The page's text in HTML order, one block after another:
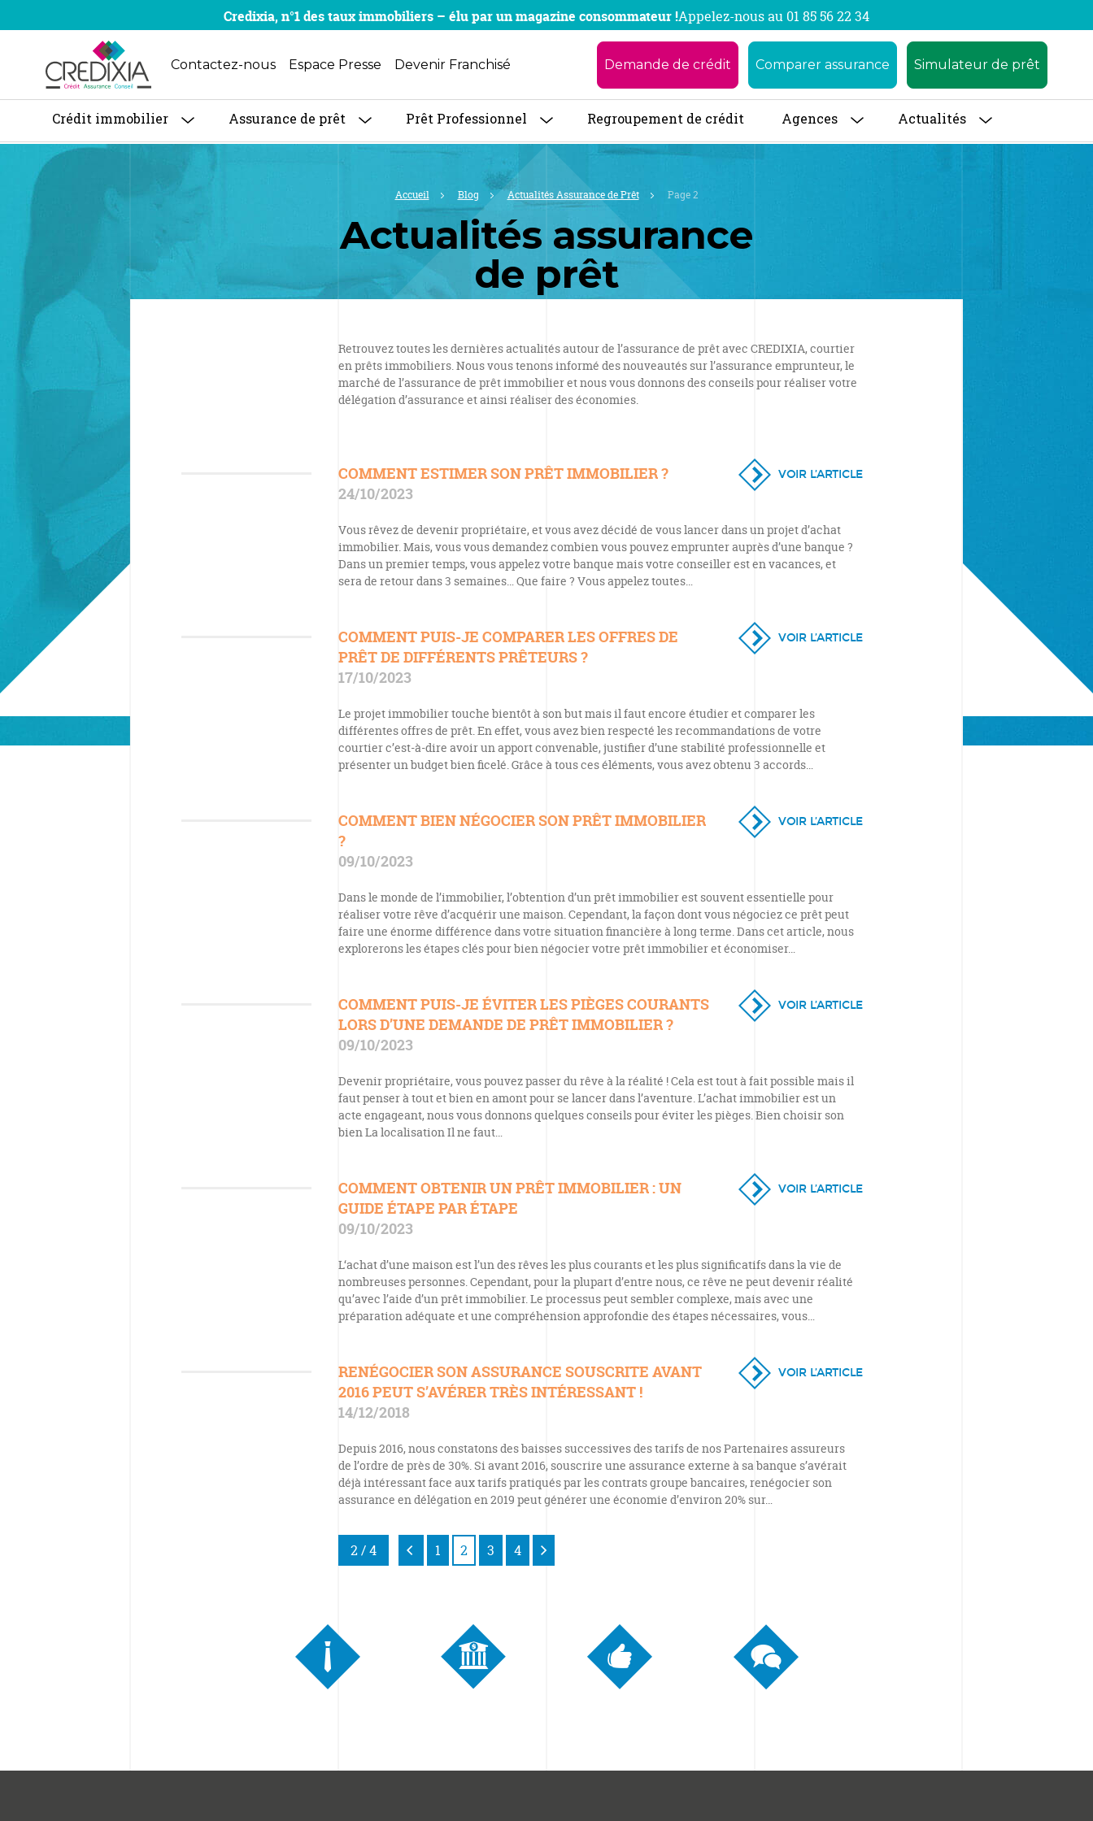
Credixia, n°1 des taux immobiliers – élu par un magazine consommateur !Appelez-nous au 01 85 56 22 34
Contactez-nous Espace Presse Devenir Franchisé Demande de crédit Comparer assurance Simulateur de prêt
Crédit immobilier Assurance de prêt Prêt Professionnel Regroupement de crédit Agences Actualités
Accueil Blog Actualités Assurance de Prêt Page 2
Actualités assurance
de prêt
Retrouvez toutes les dernières actualités autour de l’assurance de prêt avec CREDIXIA, courtier
en prêts immobiliers. Nous vous tenons informé des nouveautés sur l’assurance emprunteur, le
marché de l’assurance de prêt immobilier et nous vous donnons des conseils pour réaliser votre
délégation d’assurance et ainsi réaliser des économies.
COMMENT ESTIMER SON PRÊT IMMOBILIER ?
24/10/2023
Vous rêvez de devenir propriétaire, et vous avez décidé de vous lancer dans un projet d’achat
immobilier. Mais, vous vous demandez combien vous pouvez emprunter auprès d’une banque ?
Dans un premier temps, vous appelez votre banque mais votre conseiller est en vacances, et
sera de retour dans 3 semaines… Que faire ? Vous appelez toutes…
VOIR L’ARTICLE
COMMENT PUIS-JE COMPARER LES OFFRES DE
PRÊT DE DIFFÉRENTS PRÊTEURS ?
17/10/2023
Le projet immobilier touche bientôt à son but mais il faut encore étudier et comparer les
différentes offres de prêt. En effet, vous avez bien respecté les recommandations de votre
courtier c’est-à-dire avoir un apport convenable, justifier d’une stabilité professionnelle et
présenter un budget bien ficelé. Grâce à tous ces éléments, vous avez obtenu 3 accords…
VOIR L’ARTICLE
COMMENT BIEN NÉGOCIER SON PRÊT IMMOBILIER
?
09/10/2023
Dans le monde de l’immobilier, l’obtention d’un prêt immobilier est souvent essentielle pour
réaliser votre rêve d’acquérir une maison. Cependant, la façon dont vous négociez ce prêt peut
faire une énorme différence dans votre situation financière à long terme. Dans cet article, nous
explorerons les étapes clés pour bien négocier votre prêt immobilier et économiser…
VOIR L’ARTICLE
COMMENT PUIS-JE ÉVITER LES PIÈGES COURANTS
LORS D’UNE DEMANDE DE PRÊT IMMOBILIER ?
09/10/2023
Devenir propriétaire, vous pouvez passer du rêve à la réalité ! Cela est tout à fait possible mais il
faut penser à tout et bien en amont pour se lancer dans l’aventure. L’achat immobilier est un
acte engageant, nous vous donnons quelques conseils pour éviter les pièges. Bien choisir son
bien La localisation Il ne faut…
VOIR L’ARTICLE
COMMENT OBTENIR UN PRÊT IMMOBILIER : UN
GUIDE ÉTAPE PAR ÉTAPE
09/10/2023
L‘achat d’une maison est l’un des rêves les plus courants et les plus significatifs dans la vie de
nombreuses personnes. Cependant, pour la plupart d’entre nous, ce rêve ne peut devenir réalité
qu’avec l’aide d’un prêt immobilier. Le processus peut sembler complexe, mais avec une
préparation adéquate et une compréhension approfondie des étapes nécessaires, vous…
VOIR L’ARTICLE
RENÉGOCIER SON ASSURANCE SOUSCRITE AVANT
2016 PEUT S’AVÉRER TRÈS INTÉRESSANT !
14/12/2018
Depuis 2016, nous constatons des baisses successives des tarifs de nos Partenaires assureurs
de l’ordre de près de 30%. Si avant 2016, souscrire une assurance externe à sa banque s’avérait
déjà intéressant face aux tarifs pratiqués par les contrats groupe bancaires, renégocier son
assurance en délégation en 2019 peut générer une économie d’environ 20% sur…
VOIR L’ARTICLE
2 / 4 1 2 3 4